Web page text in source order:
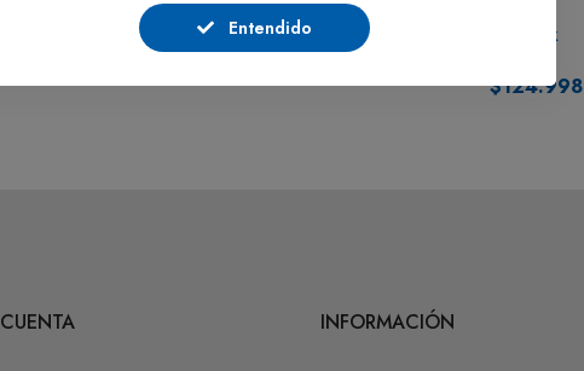
$219.279
IVA incluido
En stock
$124.998
CUENTA INFORMACIÓN
Entendido